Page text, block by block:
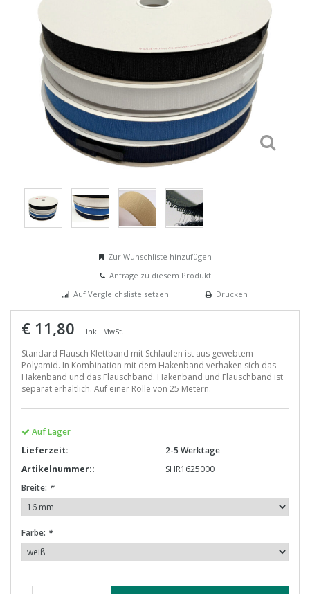
Zur Wunschliste hinzufügen
Anfrage zu diesem Produkt
Auf Vergleichsliste setzen
Drucken
€ 11,80 Inkl. MwSt.
Standard Flausch Klettband mit Schlaufen ist aus gewebtem
Polyamid. In Kombination mit dem Hakenband verhaken sich das
Hakenband und das Flauschband. Hakenband und Flauschband ist
separat erhältlich. Auf einer Rolle von 25 Metern.
Auf Lager
Lieferzeit:
2-5 Werktage
Artikelnummer::
SHR1625000
Breite: *
Farbe: *